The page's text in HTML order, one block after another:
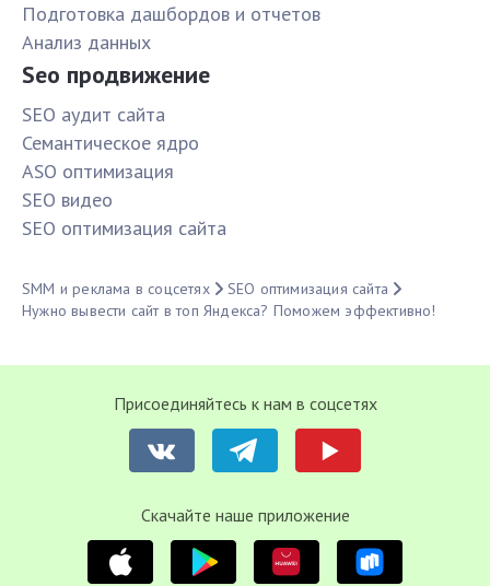
Подготовка дашбордов и отчетов
Анализ данных
Seo продвижение
SЕО аудит сайта
Семантическое ядро
ASO оптимизация
SЕО видео
SЕО оптимизация сайта
SMM и реклама в соцсетях
SЕО оптимизация сайта
Нужно вывести сайт в топ Яндекса? Поможем эффективно!
Присоединяйтесь к нам в соцсетях
Cкачайте наше приложение